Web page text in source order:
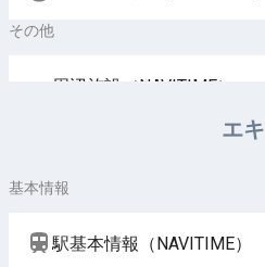
その他
周辺施設（NAVITIME）
エキ
基本情報
駅基本情報（NAVITIME）